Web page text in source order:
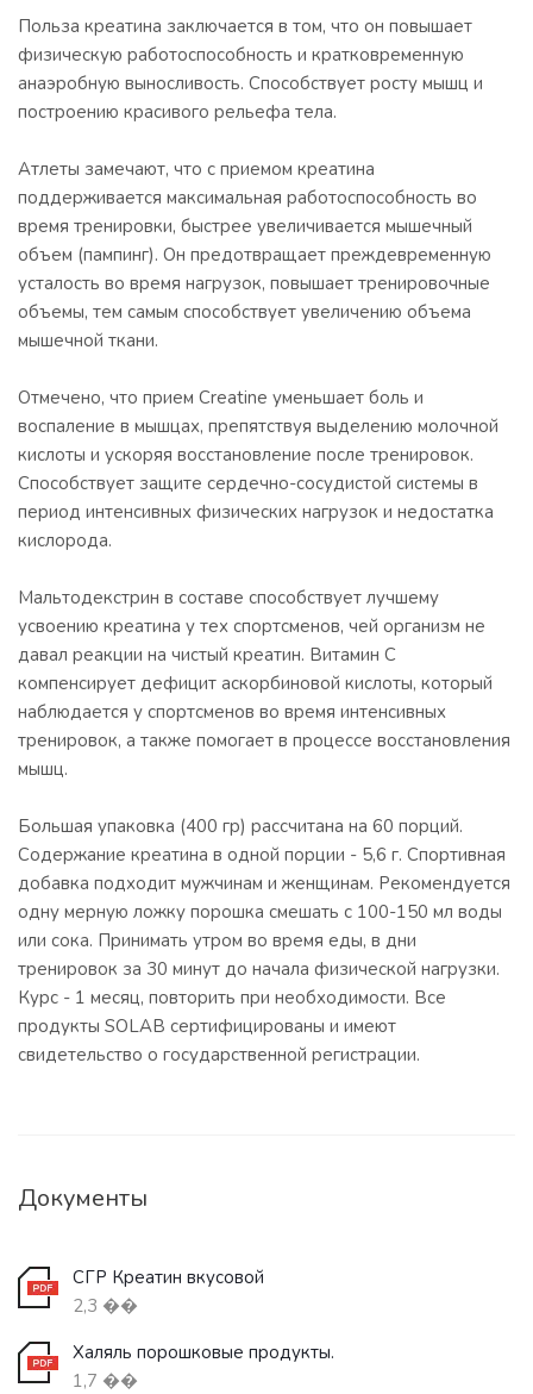
Польза крeатина заключается в том, что он повышает
физическую работоспособность и кратковременную
анаэробную выносливость. Способствует росту мышц и
построению красивого рельефа тела.
Атлеты замечают, что с приемом креaтина
поддерживается максимальная работоспособность во
время тренировки, быстрее увеличивается мышечный
объем (пампинг). Он предотвращает преждевременную
усталость во время нагрузок, повышает тренировочные
объемы, тем самым способствует увеличению объема
мышечной ткани.
Отмечено, что прием Creatine уменьшает боль и
воспаление в мышцах, препятствуя выделению молочной
кислоты и ускоряя восстановление после тренировок.
Способствует защите сердечно-сосудистой системы в
период интенсивных физических нагрузок и недостатка
кислорода.
Мальтодекстрин в составе способствует лучшему
усвоению креатинa у тех спортсменов, чей организм не
давал реакции на чистый креатин. Витамин С
компенсирует дефицит аскорбиновой кислоты, который
наблюдается у спортсменов во время интенсивных
тренировок, а также помогает в процессе восстановления
мышц.
Большая упаковка (400 гр) рассчитана на 60 порций.
Содержание креатина в одной порции - 5,6 г. Спортивная
добавка подходит мужчинам и женщинам. Рекомендуется
одну мерную ложку порошка смешать с 100-150 мл воды
или сока. Принимать утром во время еды, в дни
тренировок за 30 минут до начала физической нагрузки.
Курс - 1 месяц, повторить при необходимости. Все
продукты SOLAB сертифицированы и имеют
свидетельство о государственной регистрации.
Документы
СГР Креатин вкусовой
2,3 ��
Халяль порошковые продукты.
1,7 ��